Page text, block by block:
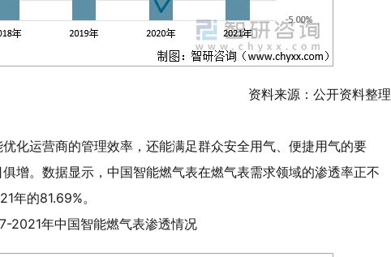
资料来源：公开资料整理
化运营商的管理效率，还能满足群众安全用气、便捷用气的要
增。数据显示，中国智能燃气表在燃气表需求领域的渗透率正不
年的81.69%。
2021年中国智能燃气表渗透情况